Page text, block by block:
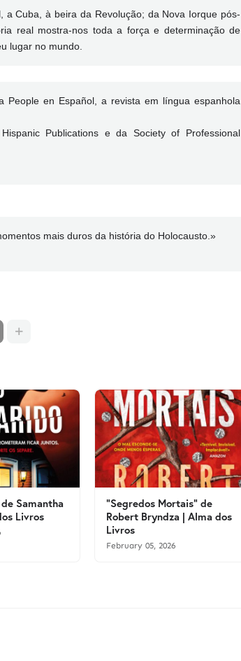
Cuba, à beira da Revolução; da Nova Iorque pós-
real mostra-nos toda a força e determinação de
lugar no mundo.
en Español, a revista em língua espanhola
Publications e da Society of Professional
mais duros da história do Holocausto.»
Samantha
Livros
"Segredos Mortais" de
Robert Bryndza | Alma dos
Livros
February 05, 2026